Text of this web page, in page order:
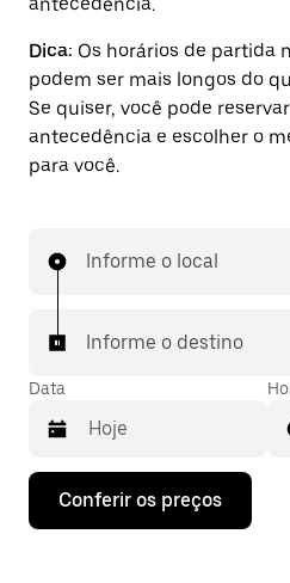
Dica: Os horários de partida
podem ser mais longos do
Se quiser, você pode
antecedência e escolher o
para você.
Informe o local
Informe o destino
Data
Pressione
seta
Conferir os preços